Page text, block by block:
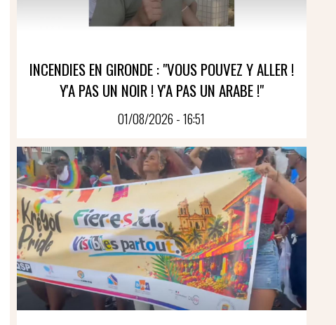
INCENDIES EN GIRONDE : "VOUS POUVEZ Y ALLER !
Y'A PAS UN NOIR ! Y'A PAS UN ARABE !"
01/08/2026 - 16:51